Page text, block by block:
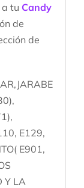
tu Candy
de
de
E129,
E901,
Y LA